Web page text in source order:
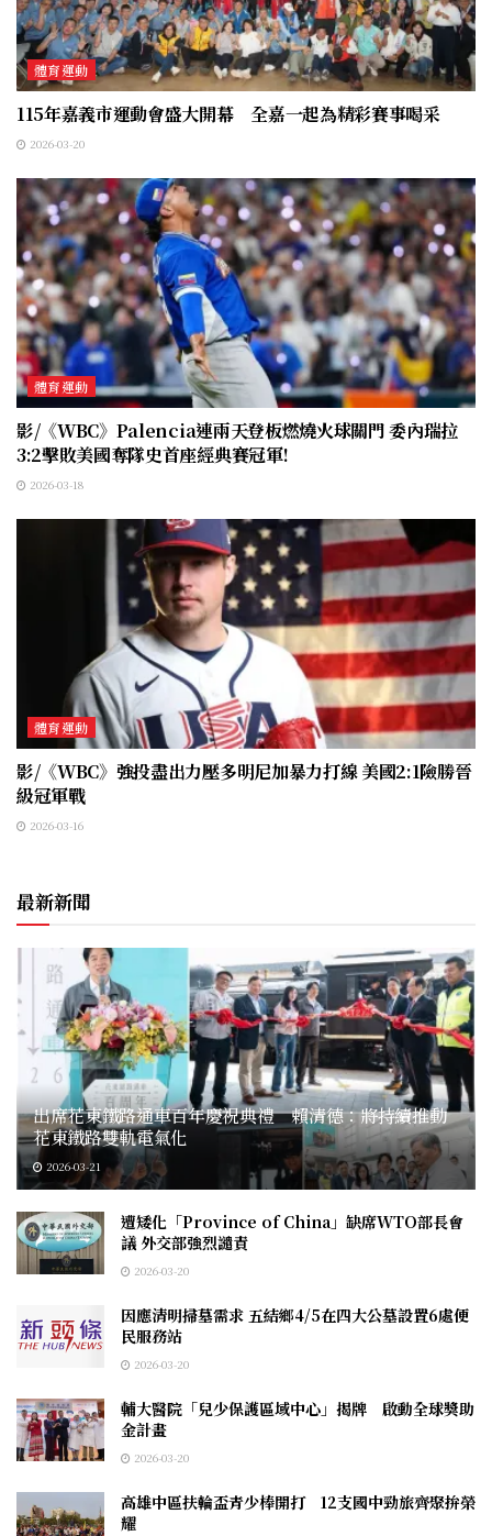
體育運動
115年嘉義市運動會盛大開幕 全嘉一起為精彩賽事喝采
2026-03-20
體育運動
影/《WBC》Palencia連兩天登板燃燒火球關門 委內瑞拉
3:2擊敗美國奪隊史首座經典賽冠軍!
2026-03-18
體育運動
影/《WBC》強投盡出力壓多明尼加暴力打線 美國2:1險勝晉
級冠軍戰
2026-03-16
最新新聞
出席花東鐵路通車百年慶祝典禮 賴清德：將持續推動
花東鐵路雙軌電氣化
2026-03-21
遭矮化「Province of China」缺席WTO部長會
議 外交部強烈譴責
2026-03-20
因應清明掃墓需求 五結鄉4/5在四大公墓設置6處便
民服務站
2026-03-20
輔大醫院「兒少保護區域中心」揭牌 啟動全球獎助
金計畫
2026-03-20
高雄中區扶輪盃青少棒開打 12支國中勁旅齊聚拚榮
耀